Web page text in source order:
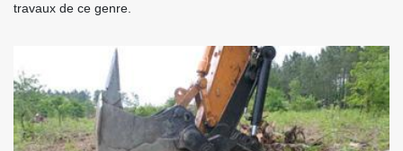
travaux de ce genre.